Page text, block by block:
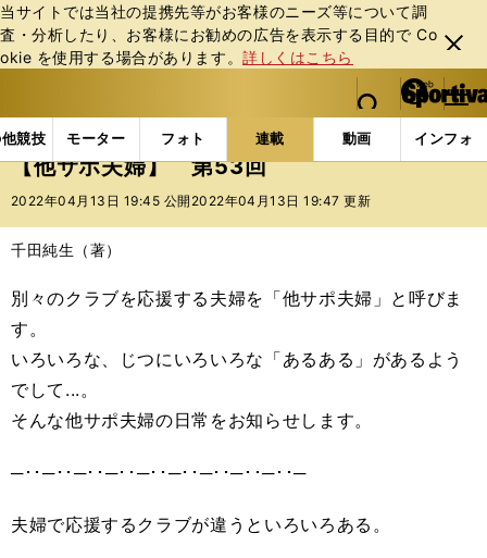
当サイトでは当社の提携先等がお客様のニーズ等について調
査・分析したり、お客様にお勧めの広告を表⽰する⽬的で Co
okie を使⽤する場合があります。詳しくはこちら
閉じ
る
web Sportiva (webスポルティーバ)
検索
マイペ
ー
ジ
メニュ
競技 モーター フォト 連載 動画 インフォ
b
ス
ポ
ル
ィ
バ
連載コラム スポマン！ 他サポ夫婦 【他サポ夫
【他サポ夫婦】 第53回
2022年04月13日 19:45 公開 2022年04月13日 19:47 更新
千田純生（著）
別々のクラブを応援する夫婦を「他サポ夫婦」と呼びま
す。
いろいろな、じつにいろいろな「あるある」があるよう
でして...。
そんな他サポ夫婦の日常をお知らせします。
─･･─･･─･･─･･─･･─･･─･･─･･─･･─
夫婦で応援するクラブが違うといろいろある。